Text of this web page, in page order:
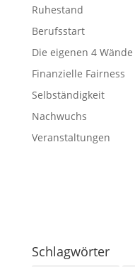
Ruhestand
Berufsstart
Die eigenen 4 Wände
Finanzielle Fairness
Selbständigkeit
Nachwuchs
Veranstaltungen
Schlagwörter